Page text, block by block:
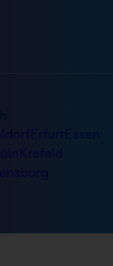
ErfurtEssen
Krefeld